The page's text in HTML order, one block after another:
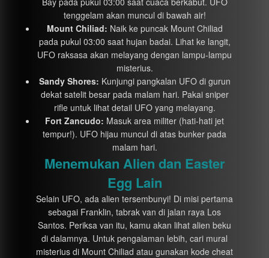
tenggelam akan muncul di bawah air!
Mount Chiliad: Naik ke puncak Mount Chiliad
pada pukul 03:00 saat hujan badai. Lihat ke langit,
UFO raksasa akan melayang dengan lampu-lampu
misterius.
Sandy Shores: Kunjungi pangkalan UFO di gurun
dekat satelit besar pada malam hari. Pakai sniper
rifle untuk lihat detail UFO yang melayang.
Fort Zancudo: Masuk area militer (hati-hati jet
tempur!). UFO hijau muncul di atas bunker pada
malam hari.
Menemukan Alien dan Easter
Egg Lain
Selain UFO, ada alien tersembunyi! Di misi pertama
sebagai Franklin, tabrak van di jalan raya Los
Santos. Periksa van itu, kamu akan lihat alien beku
di dalamnya. Untuk pengalaman lebih, cari mural
misterius di Mount Chiliad atau gunakan kode cheat